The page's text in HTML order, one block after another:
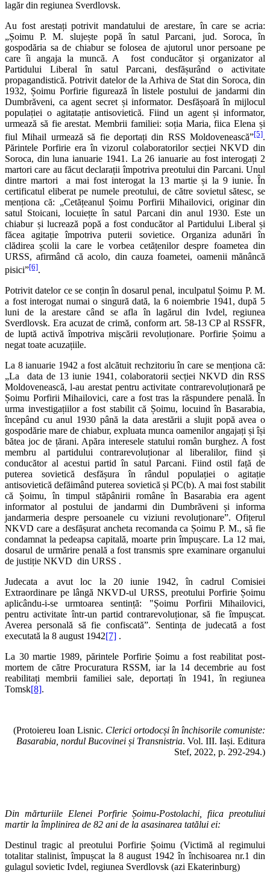
lagăr din regiunea Sverdlovsk.
Au fost arestați potrivit mandatului de arestare, în care se acria:
„Șoimu P. M. slujește popă în satul Parcani, jud. Soroca, în
gospodăria sa de chiabur se folosea de ajutorul unor persoane pe
care îi angaja la muncă. A fost conducător și organizator al
Partidului Liberal în satul Parcani, desfășurând o activitate
propagandistică. Potrivit datelor de la Arhiva de Stat din Soroca, din
1932, Șoimu Porfirie figurează în listele postului de jandarmi din
Dumbrăveni, ca agent secret și informator. Desfășoară în mijlocul
populației o agitatație antisovietică. Fiind un agent și informator,
urmează să fie arestat. Membrii familiei: soția Maria, fiica Elena și
fiul Mihail urmează să fie deportați din RSS Moldovenească”[5].
Părintele Porfirie era în vizorul colaboratorilor secției NKVD din
Soroca, din luna ianuarie 1941. La 26 ianuarie au fost interogați 2
martori care au făcut declarații împotriva preotului din Parcani. Unul
dintre martori a mai fost interogat la 13 martie și la 9 iunie. În
certificatul eliberat pe numele preotului, de către sovietul sătesc, se
menționa că: „Cetățeanul Șoimu Porfirii Mihailovici, originar din
satul Stoicani, locuiețte în satul Parcani din anul 1930. Este un
chiabur și lucrează popă a fost conducător al Partidului Liberal și
făcea agitație împotriva puterii sovietice. Organiza adunări în
clădirea școlii la care le vorbea cetățenilor despre foametea din
URSS, afirmând că acolo, din cauza foametei, oamenii mănâncă
pisici”[6].
Potrivit datelor ce se conțin în dosarul penal, inculpatul Șoimu P. M.
a fost interogat numai o singură dată, la 6 noiembrie 1941, după 5
luni de la arestare când se afla în lagărul din Ivdel, regiunea
Sverdlovsk. Era acuzat de crimă, conform art. 58-13 CP al RSSFR,
de luptă activă împotriva mișcării revoluționare. Porfirie Șoimu a
negat toate acuzațiile.
La 8 ianuarie 1942 a fost alcătuit rechzitoriu în care se menționa că:
„La data de 13 iunie 1941, colaboratorii secției NKVD din RSS
Moldovenească, l-au arestat pentru activitate contrarevoluționară pe
Șoimu Porfirii Mihailovici, care a fost tras la răspundere penală. În
urma investigațiilor a fost stabilit că Șoimu, locuind în Basarabia,
începând cu anul 1930 până la data arestării a slujit popă avea o
gospodărie mare de chiabur, expluata munca oamenilor angajați și își
bătea joc de țărani. Apăra interesele statului român burghez. A fost
membru al partidului contrarevoluționar al liberalilor, fiind și
conducător al acestui partid în satul Parcani. Fiind ostil față de
puterea sovietică desfășura în rândul populației o agitație
antisovietică defăimând puterea sovietică și PC(b). A mai fost stabilit
că Șoimu, în timpul stăpânirii române în Basarabia era agent
informator al postului de jandarmi din Dumbrăveni și informa
jandarmeria despre persoanele cu viziuni revoluționare”. Ofițerul
NKVD care a desfășurat ancheta recomanda ca Șoimu P. M., să fie
condamnat la pedeapsa capitală, moarte prin împușcare. La 12 mai,
dosarul de urmărire penală a fost transmis spre examinare organului
de justiție NKVD din URSS .
Judecata a avut loc la 20 iunie 1942, în cadrul Comisiei
Extraordinare pe lângă NKVD-ul URSS, preotului Porfirie Șoimu
aplicându-i-se urmtoarea sentință: "Șoimu Porfirii Mihailovici,
pentru activitate într-un partid contrarevoluționar, să fie împușcat.
Averea personală să fie confiscată”. Sentința de judecată a fost
executată la 8 august 1942[7] .
La 30 martie 1989, părintele Porfirie Șoimu a fost reabilitat post-
mortem de către Procuratura RSSM, iar la 14 decembrie au fost
reabilitați membrii familiei sale, deportați în 1941, în regiunea
Tomsk[8].
(Protoiereu Ioan Lisnic. Clerici ortodocși în închisorile comuniste:
Basarabia, nordul Bucovinei și Transnistria. Vol. III. Iași. Editura
Stef, 2022, p. 292-294.)
Din mărturiile Elenei Porfirie Șoimu-Postolachi, fiica preotuliui
martir la împlinirea de 82 ani de la asasinarea tatălui ei:
Destinul tragic al preotului Porfirie Șoimu (Victimă al regimului
totalitar stalinist, împușcat la 8 august 1942 în închisoarea nr.1 din
gulagul sovietic Ivdel, regiunea Sverdlovsk (azi Ekaterinburg)